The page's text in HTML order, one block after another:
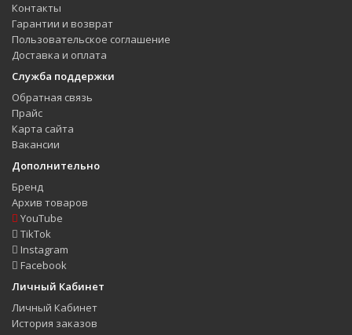
Контакты
Гарантии и возврат
Пользовательское соглашение
Доставка и оплата
Служба поддержки
Обратная связь
Прайс
Карта сайта
Вакансии
Дополнительно
Бренд
Архив товаров
YouTube
TikTok
Instagram
Facebook
Личный Кабинет
Личный Кабинет
История заказов